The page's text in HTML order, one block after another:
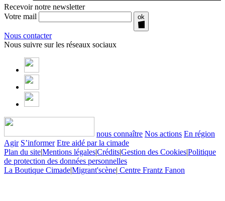
Recevoir notre newsletter
Votre mail
ok
Nous contacter
Nous suivre sur les réseaux sociaux
nous connaître Nos actions En région
Agir S’informer Etre aidé par la cimade
Plan du site|Mentions légales|Crédits|Gestion des Cookies|Politique
de protection des données personnelles
La Boutique Cimade|Migrant'scène| Centre Frantz Fanon